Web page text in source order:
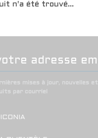
n'a été trouvé...
mises à jour, nouvelles et
par courriel